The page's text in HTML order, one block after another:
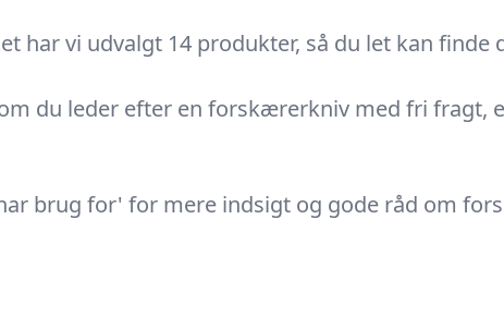
har vi udvalgt 14 produkter, så du let kan finde
du leder efter en forskærerkniv med fri fragt,
brug for' for mere indsigt og gode råd om